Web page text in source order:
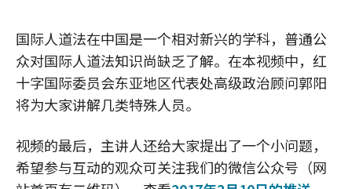
国际人道法在中国是一个相对新兴的学科，普通公
众对国际人道法知识尚缺乏了解。在本视频中，红
十字国际委员会东亚地区代表处高级政治顾问郭阳
将为大家讲解几类特殊人员。
视频的最后，主讲人还给大家提出了一个小问题，
希望参与互动的观众可关注我们的微信公众号（网